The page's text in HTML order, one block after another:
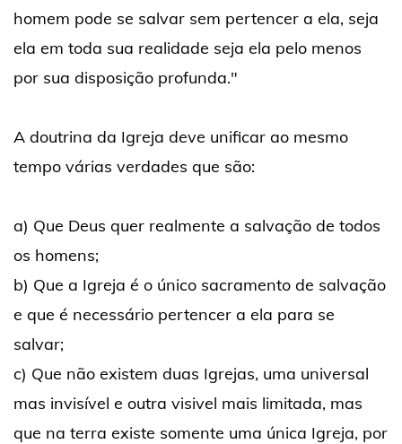
homem pode se salvar sem pertencer a ela, seja
ela em toda sua realidade seja ela pelo menos
por sua disposição profunda."
A doutrina da Igreja deve unificar ao mesmo
tempo várias verdades que são:
a) Que Deus quer realmente a salvação de todos
os homens;
b) Que a Igreja é o único sacramento de salvação
e que é necessário pertencer a ela para se
salvar;
c) Que não existem duas Igrejas, uma universal
mas invisível e outra visivel mais limitada, mas
que na terra existe somente uma única Igreja, por